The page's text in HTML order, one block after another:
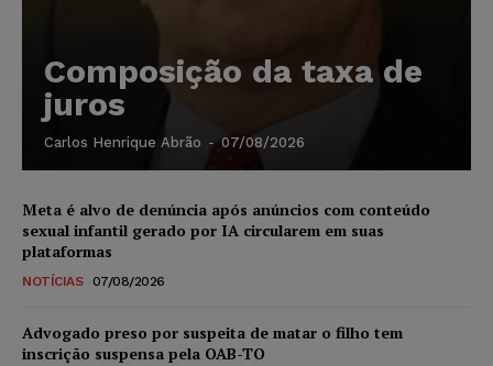
Composição da taxa de
juros
Carlos Henrique Abrão - 07/08/2026
Meta é alvo de denúncia após anúncios com conteúdo
sexual infantil gerado por IA circularem em suas
plataformas
NOTÍCIAS 07/08/2026
Advogado preso por suspeita de matar o filho tem
inscrição suspensa pela OAB-TO